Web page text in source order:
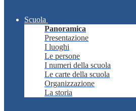
Scuola
Panoramica
Presentazione
I luoghi
Le persone
I numeri della scuola
Le carte della scuola
Organizzazione
La storia